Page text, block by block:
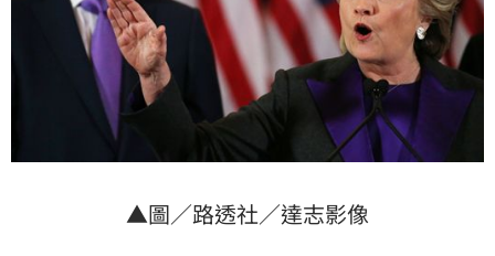
▲圖／路透社／達志影像